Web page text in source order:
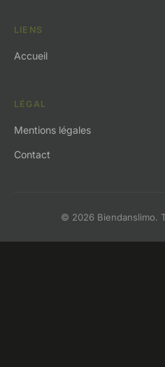
LIENS
Accueil
LÉGAL
Mentions légales
Contact
© 2026 Biendanslimo.